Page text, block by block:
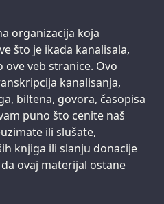
organizacija koja
što je ikada kanalisala,
veb stranice. Ovo
kanalisanja,
biltena, govora, časopisa
puno što cenite naš
ili slušate,
knjiga ili slanju donacije
ovaj materijal ostane